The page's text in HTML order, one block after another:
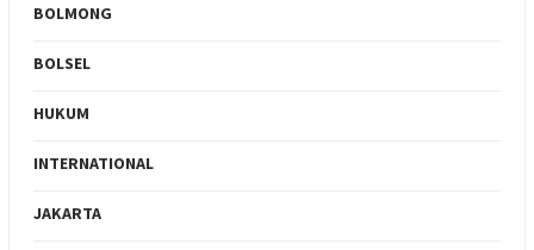
BOLMONG
BOLSEL
HUKUM
INTERNATIONAL
JAKARTA